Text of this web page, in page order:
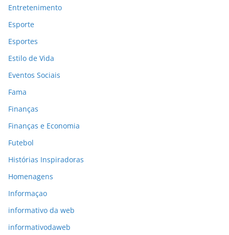
Entretenimento
Esporte
Esportes
Estilo de Vida
Eventos Sociais
Fama
Finanças
Finanças e Economia
Futebol
Histórias Inspiradoras
Homenagens
Informaçao
informativo da web
informativodaweb